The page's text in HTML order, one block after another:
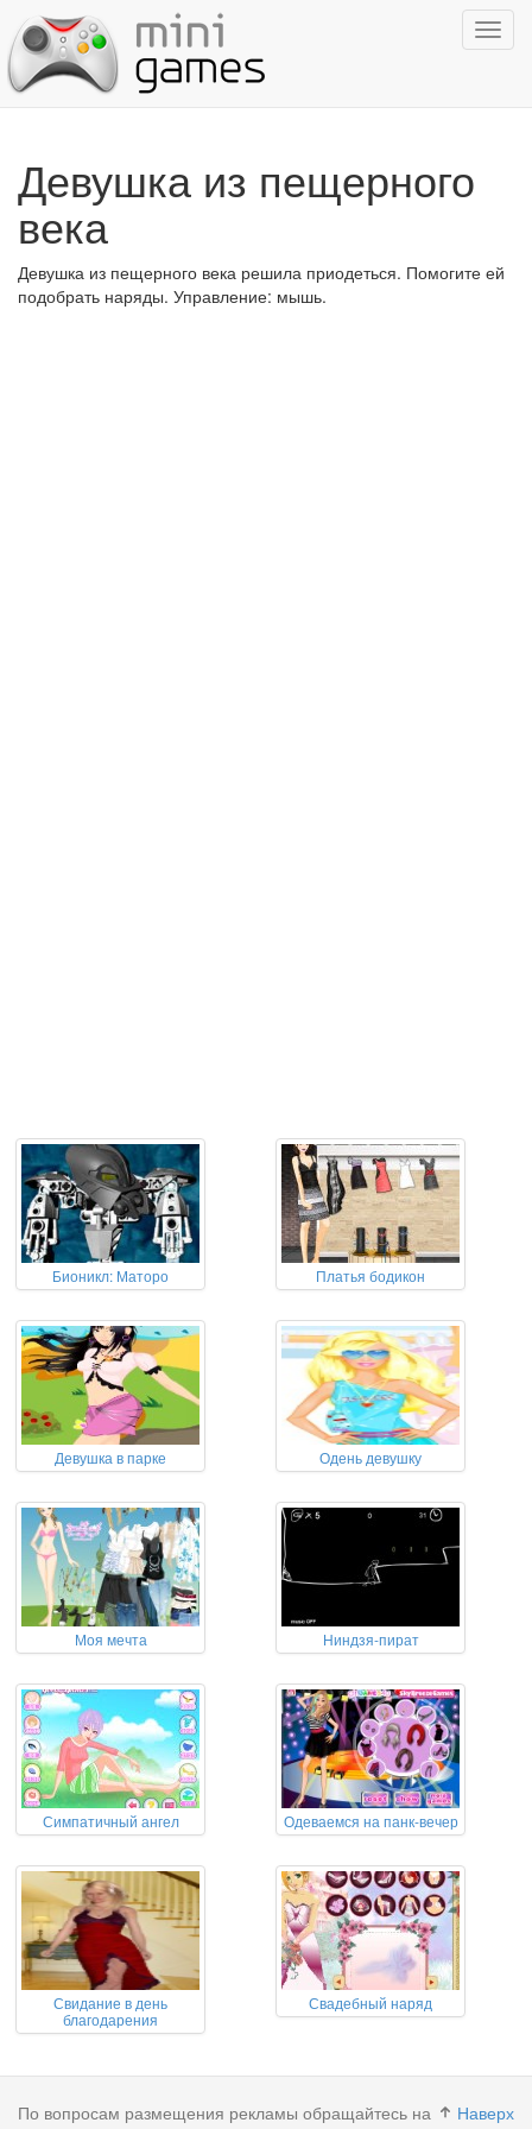
Девушка из пещерного
века
Девушка из пещерного века решила приодеться. Помогите ей
подобрать наряды. Управление: мышь.
Бионикл: Маторо Платья бодикон
Девушка в парке Одень девушку
Моя мечта Ниндзя-пират
Симпатичный ангел Одеваемся на панк-вечер
Свидание в день
благодарения
Свадебный наряд
Наверх
По вопросам размещения рекламы обращайтесь на